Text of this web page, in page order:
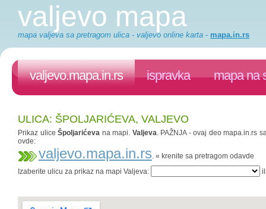
valjevo mapa
mapa valjeva sa pretragom ulica - valjevo online karta - mapa.in.rs
valjevo.mapa.in.rs ispravka mapa na
ULICA: ŠPOLJARIĆEVA, VALJEVO
Prikaz uliceŠpoljarićeva na mapi. Valjeva. PAŽNJA - ovaj deo mapa.in.rs
ovde:
valjevo.mapa.in.rs. « krenite sa pretragom odavde
Izaberite ulicu za prikaz na mapi Valjeva: